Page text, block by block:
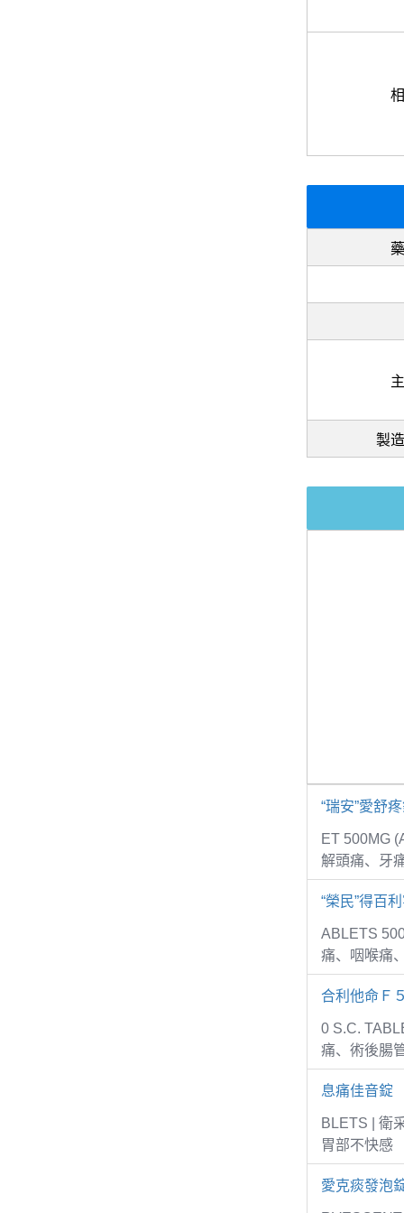
製
“瑞安”愛舒
ET 500MG
解頭痛、牙
“榮民”得百
ABLETS
痛、咽喉痛
合利他命Ｆ
0 S.C.
痛、術後腸
息痛佳音錠
BLETS | 衛
胃部不快感
愛克痰發泡